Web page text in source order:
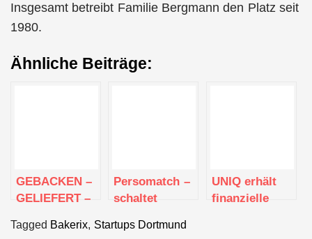
Insgesamt betreibt Familie Bergmann den Platz seit
1980.
Ähnliche Beiträge:
GEBACKEN –
GELIEFERT –
Backstube und
Persomatch –
schaltet
direkt auf
UNIQ erhält
finanzielle
Tagged Bakerix, Startups Dortmund